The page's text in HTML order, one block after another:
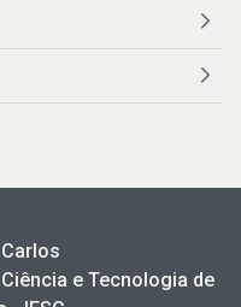
e Tecnologia de